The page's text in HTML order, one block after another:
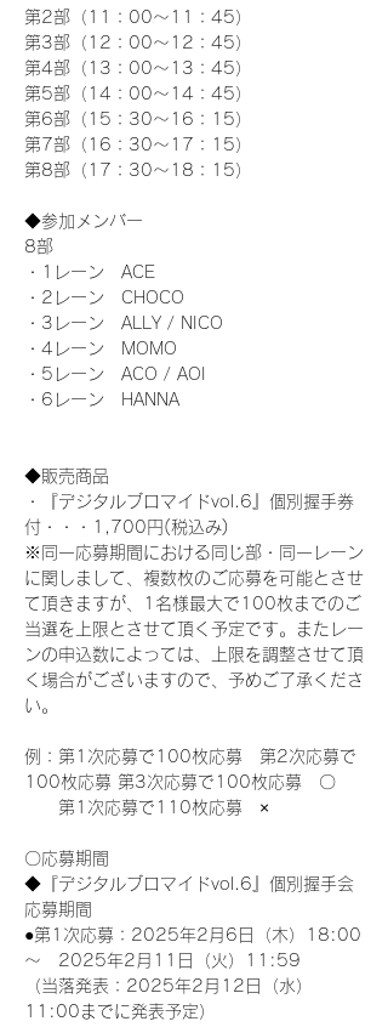
第2部（11：00～11：45）
第3部（12：00～12：45）
第4部（13：00～13：45）
第5部（14：00～14：45）
第6部（15：30～16：15）
第7部（16：30～17：15）
第8部（17：30～18：15）
◆参加メンバー
8部
・1レーン　ACE
・2レーン　CHOCO
・3レーン　ALLY / NICO
・4レーン　MOMO
・5レーン　ACO / AOI
・6レーン　HANNA
◆販売商品
・『デジタルブロマイドvol.6』個別握手券
付・・・1,700円(税込み)
※同一応募期間における同じ部・同一レーン
に関しまして、複数枚のご応募を可能とさせ
て頂きますが、1名様最大で100枚までのご
当選を上限とさせて頂く予定です。またレー
ンの申込数によっては、上限を調整させて頂
く場合がございますので、予めご了承くださ
い。
例：第1次応募で100枚応募　第2次応募で
100枚応募 第3次応募で100枚応募　〇
第1次応募で110枚応募　×
〇応募期間
◆『デジタルブロマイドvol.6』個別握手会
応募期間
●第1次応募：2025年2月6日（木）18:00
～　2025年2月11日（火）11:59
（当落発表：2025年2月12日（水）
11:00までに発表予定）